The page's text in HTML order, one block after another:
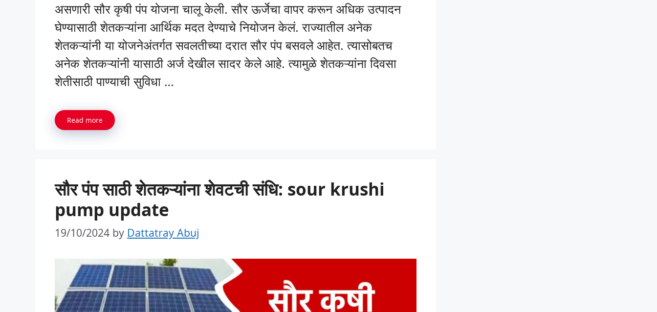
असणारी सौर कृषी पंप योजना चालू केली. सौर ऊर्जेचा वापर करून अधिक उत्पादन
घेण्यासाठी शेतकऱ्यांना आर्थिक मदत देण्याचे नियोजन केलं. राज्यातील अनेक
शेतकऱ्यांनी या योजनेअंतर्गत सवलतीच्या दरात सौर पंप बसवले आहेत. त्यासोबतच
अनेक शेतकऱ्यांनी यासाठी अर्ज देखील सादर केले आहे. त्यामुळे शेतकऱ्यांना दिवसा
शेतीसाठी पाण्याची सुविधा …
Read more
सौर पंप साठी शेतकऱ्यांना शेवटची संधि: sour krushi
pump update
19/10/2024 by Dattatray Abuj